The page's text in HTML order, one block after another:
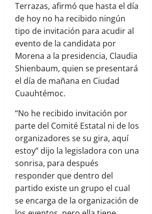
Terrazas, afirmó que hasta el día
de hoy no ha recibido ningún
tipo de invitación para acudir al
evento de la candidata por
Morena a la presidencia, Claudia
Shienbaum, quien se presentará
el día de mañana en Ciudad
Cuauhtémoc.
“No he recibido invitación por
parte del Comité Estatal ni de los
organizadores se su gira, aquí
estoy” dijo la legisladora con una
sonrisa, para después
responder que dentro del
partido existe un grupo el cual
se encarga de la organización de